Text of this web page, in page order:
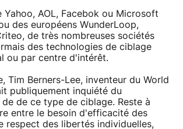
Yahoo, AOL, Facebok ou Microsoft
des européens WunderLoop,
de très nombreuses sociétés
des technologies de ciblage
ou par centre d'intérêt.
Tim Berners-Lee, inventeur du World
publiquement inquiété du
de ce type de ciblage. Reste à
entre le besoin d'efficacité des
respect des libertés individuelles,